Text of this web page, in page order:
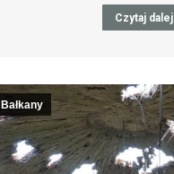
Czytaj dalej
Bałkany